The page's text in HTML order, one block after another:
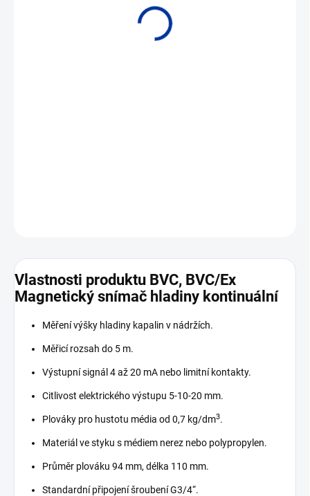
Vlastnosti produktu BVC, BVC/Ex
Magnetický snímač hladiny kontinuální
Měření výšky hladiny kapalin v nádržích.
Měřicí rozsah do 5 m.
Výstupní signál 4 až 20 mA nebo limitní kontakty.
Citlivost elektrického výstupu 5-10-20 mm.
Plováky pro hustotu média od 0,7 kg/dm3.
Materiál ve styku s médiem nerez nebo polypropylen.
Průměr plováku 94 mm, délka 110 mm.
Standardní připojení šroubení G3/4“.